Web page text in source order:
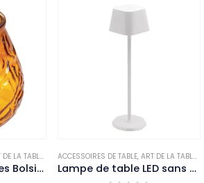
PALETTISABLE
LA TABLE , BOUGIES ET PHOTOPHORES, NON-PALETTISABLE
Bougies vénitiennes Bolsius Low Boy ambre (Lot de 12)
ACCESSOIRES DE TABLE,ART DE LA TABLE
Lampe de table LED sans fil blanche à intensité variable Securit Georgina avec câble de chargement magnétique